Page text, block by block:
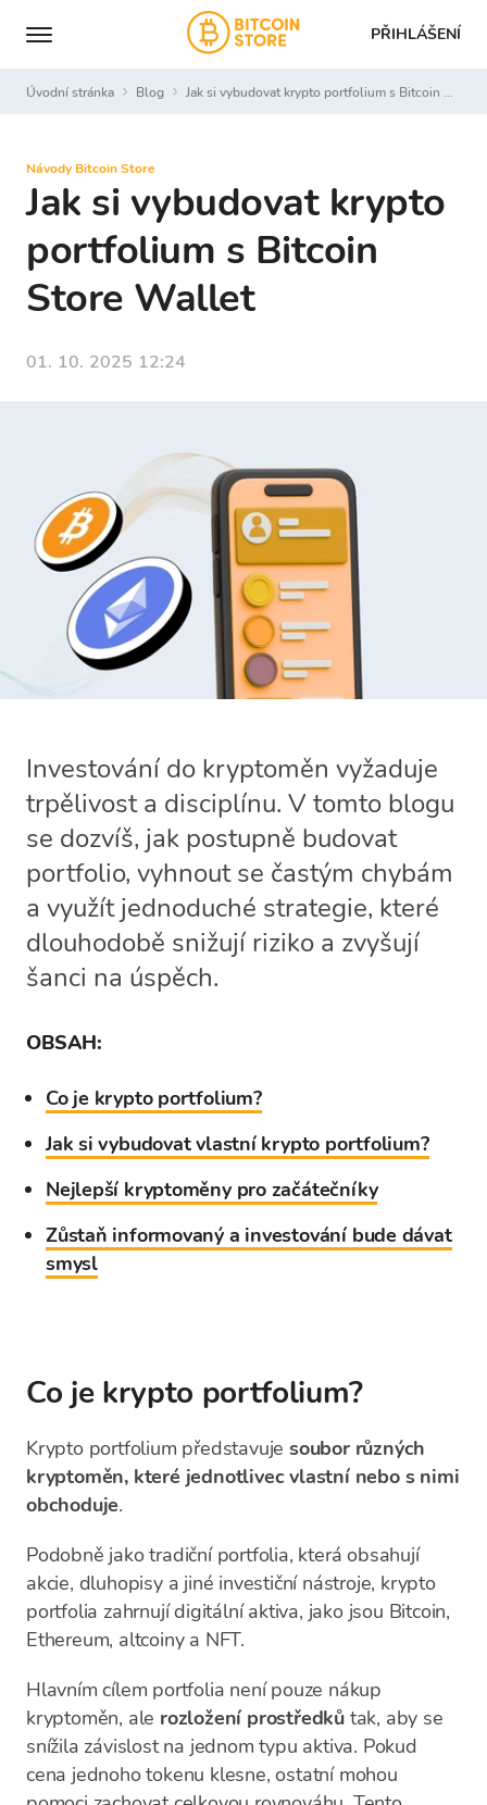
PŘIHLÁŠENÍ
Úvodní stránka Blog Jak si vybudovat krypto portfolium s Bitcoin Store Wallet
Návody Bitcoin Store
Jak si vybudovat krypto
portfolium s Bitcoin
Store Wallet
01. 10. 2025 12:24
Investování do kryptoměn vyžaduje
trpělivost a disciplínu. V tomto blogu
se dozvíš, jak postupně budovat
portfolio, vyhnout se častým chybám
a využít jednoduché strategie, které
dlouhodobě snižují riziko a zvyšují
šanci na úspěch.
OBSAH:
Co je krypto portfolium?
Jak si vybudovat vlastní krypto portfolium?
Nejlepší kryptoměny pro začátečníky
Zůstaň informovaný a investování bude dávat
smysl
Co je krypto portfolium?
Krypto portfolium představuje soubor různých
kryptoměn, které jednotlivec vlastní nebo s nimi
obchoduje.
Podobně jako tradiční portfolia, která obsahují
akcie, dluhopisy a jiné investiční nástroje, krypto
portfolia zahrnují digitální aktiva, jako jsou Bitcoin,
Ethereum, altcoiny a NFT.
Hlavním cílem portfolia není pouze nákup
kryptoměn, ale rozložení prostředků tak, aby se
snížila závislost na jednom typu aktiva. Pokud
cena jednoho tokenu klesne, ostatní mohou